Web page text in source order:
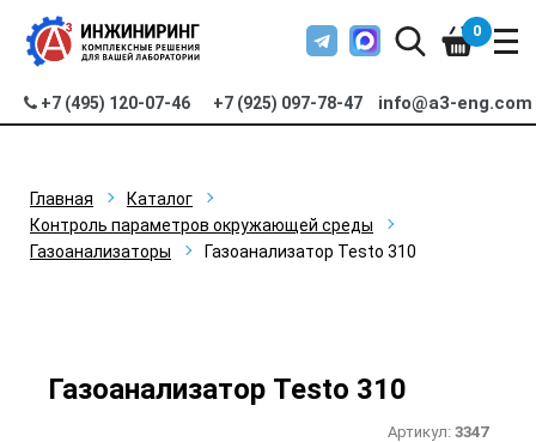
+7 (495) 120-07-46 +7 (925) 097-78-47 info@a3-eng.com
0
Главная
Каталог
Контроль параметров окружающей среды
Газоанализаторы
Газоанализатор Testo 310
Газоанализатор Testo 310
Артикул: 3347